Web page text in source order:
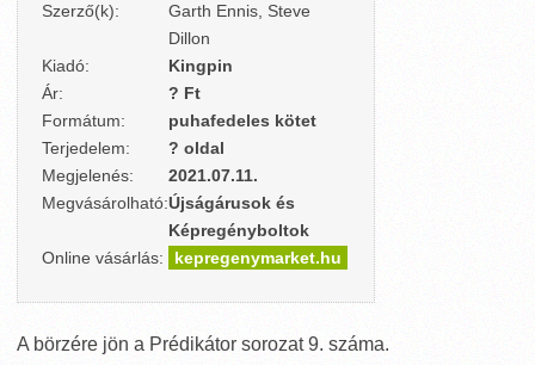
Szerző(k):
Garth Ennis, Steve
Dillon
Kiadó:
Kingpin
Ár:
? Ft
Formátum:
puhafedeles kötet
Terjedelem:
? oldal
Megjelenés:
2021.07.11.
Megvásárolható:Újságárusok és
Képregényboltok
Online vásárlás:
kepregenymarket.hu
A börzére jön a Prédikátor sorozat 9. száma.